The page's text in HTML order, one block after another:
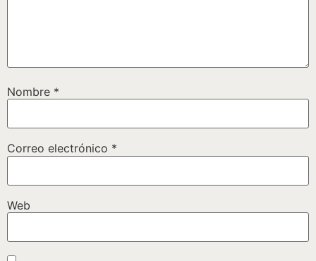
Nombre *
Correo electrónico *
Web